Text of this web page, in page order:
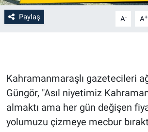
Paylaş A- A+
Kahramanmaraşlı gazetecileri
Güngör, "Asıl niyetimiz
almaktı ama her gün değişen
yolumuzu çizmeye mecbur